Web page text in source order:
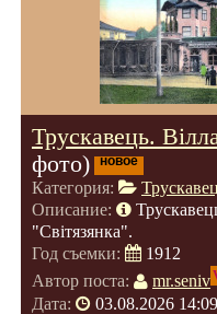
Трускавець.
фото)
новое
Категория:
Трускавец
Описание:
"Світязянка".
Год съемки:
1912
Автор поста:
mr.seniv
Дата:
03.08.2026 14:09